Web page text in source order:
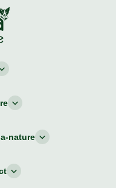
nature